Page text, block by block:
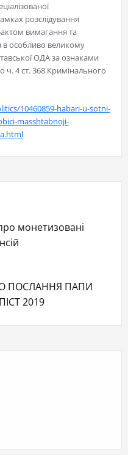
розслідування
вимагання та
в особливо великому
ОДА за ознаками
ч. 4 ст. 368 Кримінального
10460859-habari-u-sotni-
masshtabnoji-
монетизовані
ПОСЛАННЯ ПАПИ
2019